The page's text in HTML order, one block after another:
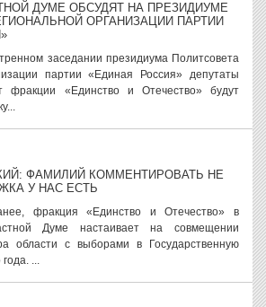
ДУМЕ ОБСУДЯТ НА ПРЕЗИДИУМЕ
ОРГАНИЗАЦИИ ПАРТИИ
заседании президиума Политсовета
партии «Единая Россия» депутаты
фракции «Единство и Отечество» будут
ФАМИЛИЙ КОММЕНТИРОВАТЬ НЕ
У НАС ЕСТЬ
фракция «Единство и Отечество» в
Думе настаивает на совмещении
области с выборами в Государственную
...